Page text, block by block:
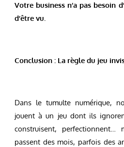
Votre business n’a pas besoin
d’être vu.
Conclusion : La règle du jeu
Dans le tumulte numérique,
jouent à un jeu dont ils
construisent,
passent des mois, parfois des